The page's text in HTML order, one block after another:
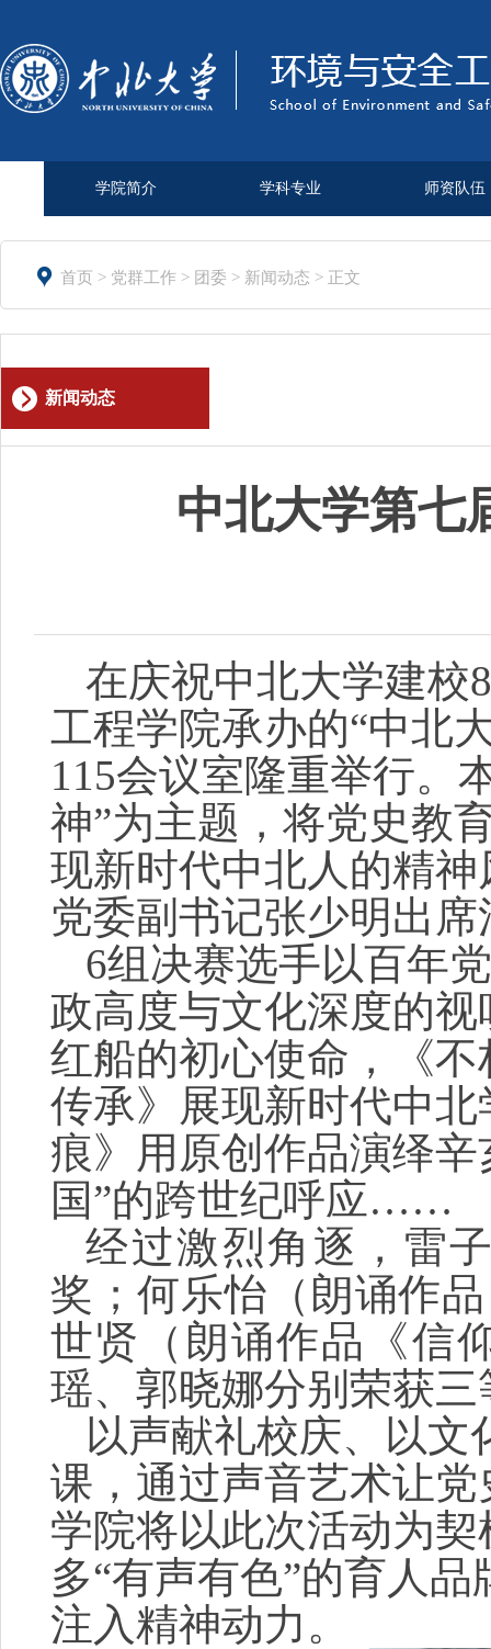
学院简介 学科专业 师资队伍
 首页 > 党群工作 > 团委 > 新闻动态 > 正文
新闻动态
中北大学第七
在庆祝中北大学建校
工程学院承办的“中北
115会议室隆重举行。
神”为主题，将党史教
现新时代中北人的精
党委副书记张少明出席
6组决赛选手以百年
政高度与文化深度的
红船的初心使命，《
传承》展现新时代中
痕》用原创作品演绎辛
国”的跨世纪呼应……
经过激烈角逐，雷
奖；何乐怡（朗诵作
世贤（朗诵作品《信
瑶、郭晓娜分别荣获三
以声献礼校庆、以文
课，通过声音艺术让
学院将以此次活动为
多“有声有色”的育人
注入精神动力。